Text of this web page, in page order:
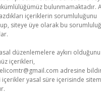
bulunmamaktadır.
içeriklerin sorumluluğunu
siteye üye olarak bu
düzenlemelere aykırı olduğunu
içerikleri,
adresine
içerikler yasal süre içerisinde